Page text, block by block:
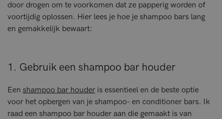
door drogen om te voorkomen dat ze papperig worden of
voortijdig oplossen. Hier lees je hoe je shampoo bars lang
en gemakkelijk bewaart:
1. Gebruik een shampoo bar houder
Een shampoo bar houder is essentieel en de beste optie
voor het opbergen van je shampoo- en conditioner bars. Ik
raad een shampoo bar houder aan die gemaakt is van